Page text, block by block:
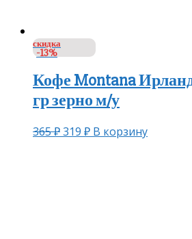
скидка
-13%
Кофе Montana
гр зерно м/у
365₽319 ₽ В корзину